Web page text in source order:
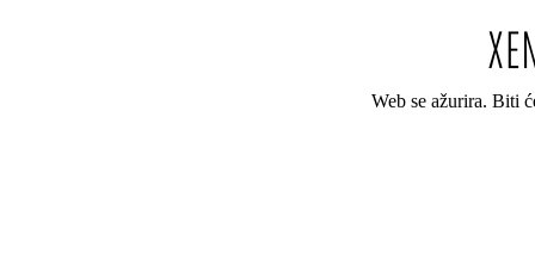
Web se ažurira. Biti